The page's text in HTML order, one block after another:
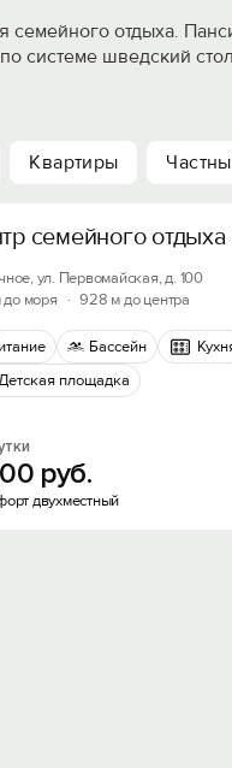
семейного отдыха.
системе шведский
Квартиры
семейного
ул. Первомайская, д. 100
до моря
· 928 м до центра
Бассейн
площадка
руб.
двухместный